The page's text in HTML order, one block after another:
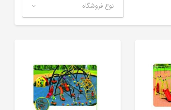
نوع فروشگاه